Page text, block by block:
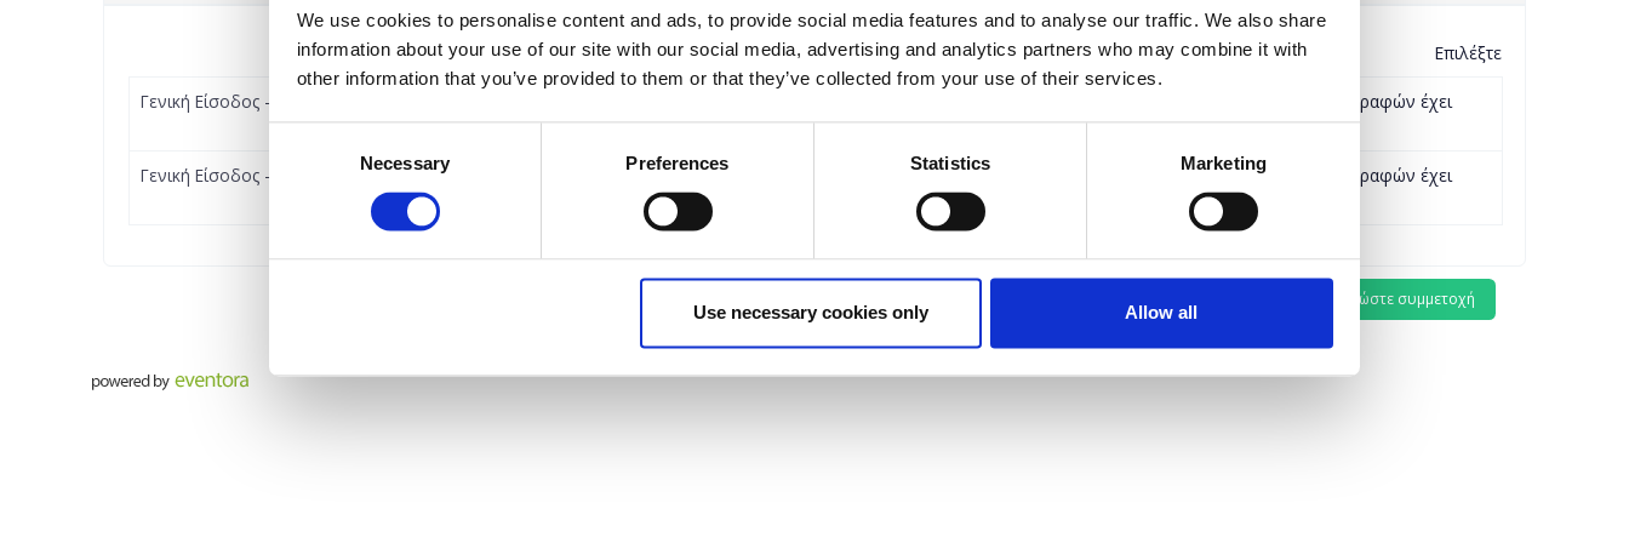
We use cookies to personalise content and ads, to provide social media features and to analyse our traffic. We also share
information about your use of our site with our social media, advertising and analytics partners who may combine it with
other information that you’ve provided to them or that they’ve collected from your use of their services.
Necessary Preferences Statistics Marketing
Use necessary cookies only Allow all
Επιλέξτε
Γενική Είσοδος - 5 ετών και κάτω | 21:00
Η περίοδος εγγραφών έχει
λήξει.
Γενική Είσοδος - 6 ετών και άνω | 21:00 €10,00
Η περίοδος εγγραφών έχει
λήξει.